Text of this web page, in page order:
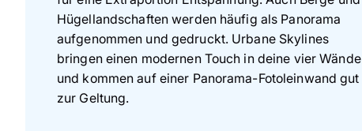
Hügellandschaften werden häufig als Panorama
aufgenommen und gedruckt. Urbane Skylines
bringen einen modernen Touch in deine vier Wände
und kommen auf einer Panorama-Fotoleinwand gut
zur Geltung.